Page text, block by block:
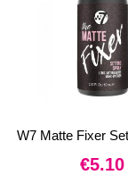
W7 Matte Fixer
€5.10